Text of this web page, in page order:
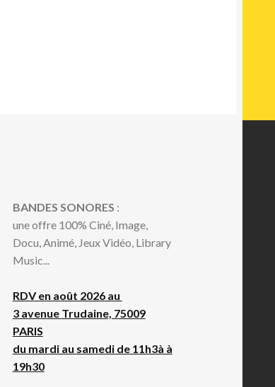
BANDES SONORES :
une offre 100% Ciné, Image,
Docu, Animé, Jeux Vidéo, Library
Music...
RDV en août 2026 au
3 avenue Trudaine, 75009
PARIS
du mardi au samedi de 11h3à à
19h30